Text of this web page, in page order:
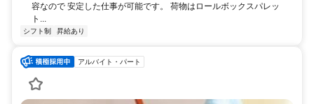
容なので 安定した仕事が可能です。 荷物はロールボックスパレッ
ト...
シフト制 昇給あり
アルバイト・パート